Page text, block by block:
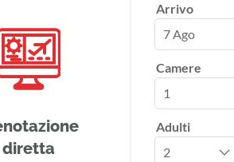
Arrivo
7 Ago
Camere
Adulti
diretta